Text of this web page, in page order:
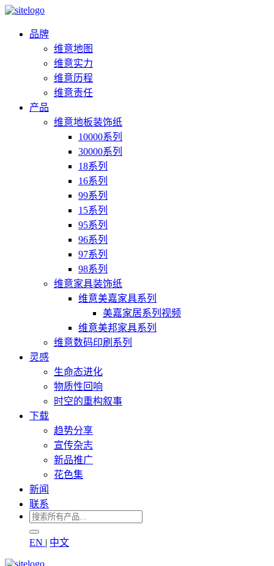
品牌
维意地图
维意实力
维意历程
维意责任
产品
维意地板装饰纸
10000系列
30000系列
18系列
16系列
99系列
15系列
95系列
96系列
97系列
98系列
维意家具装饰纸
维意美嘉家具系列
美嘉家居系列视频
维意美邦家具系列
维意数码印刷系列
灵感
生命态进化
物质性回响
时空的重构叙事
下载
趋势分享
宣传杂志
新品推广
花色集
新闻
联系
EN | 中文